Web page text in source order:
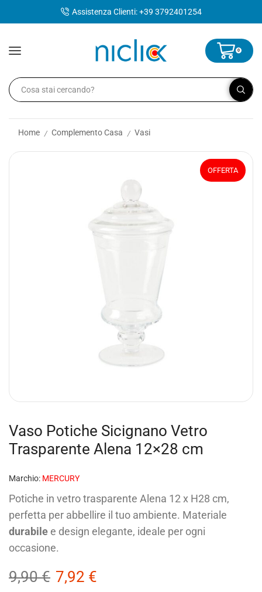
Assistenza Clienti: +39 3792401254
0
Home / Complemento Casa / Vasi
OFFERTA
Vaso Potiche Sicignano Vetro
Trasparente Alena 12×28 cm
Marchio: MERCURY
Potiche in vetro trasparente Alena 12 x H28 cm,
perfetta per abbellire il tuo ambiente. Materiale
durabile e design elegante, ideale per ogni
occasione.
9,90€ 7,92 €